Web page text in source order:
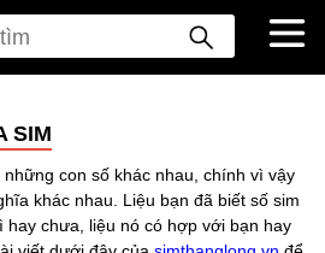
SIM
con số khác nhau, chính vì vậy
khác nhau. Liệu bạn đã biết số sim
chưa, liệu nó có hợp với bạn hay